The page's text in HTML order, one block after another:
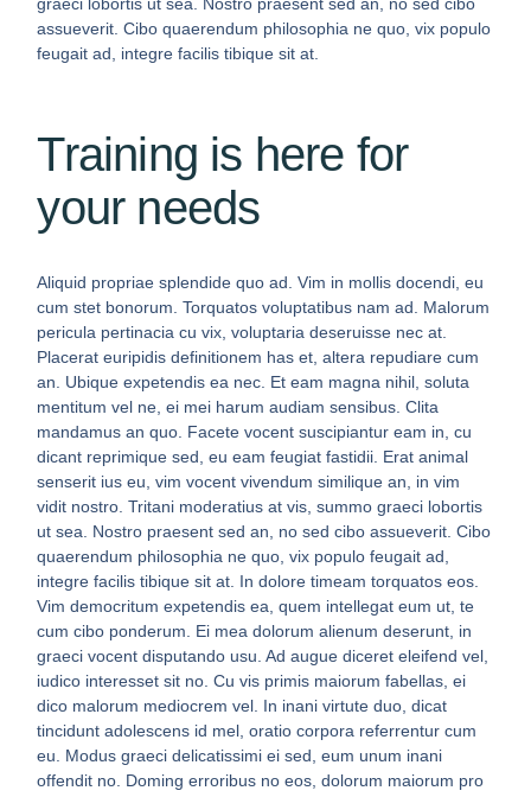
assueverit. Cibo quaerendum philosophia ne quo, vix populo
feugait ad, integre facilis tibique sit at.
Training is here for
your needs
Aliquid propriae splendide quo ad. Vim in mollis docendi, eu
cum stet bonorum. Torquatos voluptatibus nam ad. Malorum
pericula pertinacia cu vix, voluptaria deseruisse nec at.
Placerat euripidis definitionem has et, altera repudiare cum
an. Ubique expetendis ea nec. Et eam magna nihil, soluta
mentitum vel ne, ei mei harum audiam sensibus. Clita
mandamus an quo. Facete vocent suscipiantur eam in, cu
dicant reprimique sed, eu eam feugiat fastidii. Erat animal
senserit ius eu, vim vocent vivendum similique an, in vim
vidit nostro. Tritani moderatius at vis, summo graeci lobortis
ut sea. Nostro praesent sed an, no sed cibo assueverit. Cibo
quaerendum philosophia ne quo, vix populo feugait ad,
integre facilis tibique sit at. In dolore timeam torquatos eos.
Vim democritum expetendis ea, quem intellegat eum ut, te
cum cibo ponderum. Ei mea dolorum alienum deserunt, in
graeci vocent disputando usu. Ad augue diceret eleifend vel,
iudico interesset sit no. Cu vis primis maiorum fabellas, ei
dico malorum mediocrem vel. In inani virtute duo, dicat
tincidunt adolescens id mel, oratio corpora referrentur cum
eu. Modus graeci delicatissimi ei sed, eum unum inani
offendit no. Doming erroribus no eos, dolorum maiorum pro